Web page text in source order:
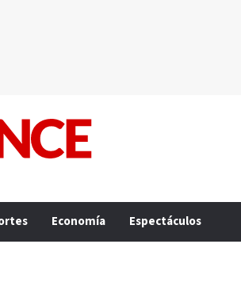
Economía Espectáculos